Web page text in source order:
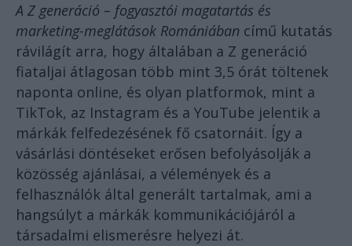
A Z generáció – fogyasztói magatartás és
marketing-meglátások Romániában című kutatás
rávilágít arra, hogy általában a Z generáció
fiataljai átlagosan több mint 3,5 órát töltenek
naponta online, és olyan platformok, mint a
TikTok, az Instagram és a YouTube jelentik a
márkák felfedezésének fő csatornáit. Így a
vásárlási döntéseket erősen befolyásolják a
közösség ajánlásai, a vélemények és a
felhasználók által generált tartalmak, ami a
hangsúlyt a márkák kommunikációjáról a
társadalmi elismerésre helyezi át.